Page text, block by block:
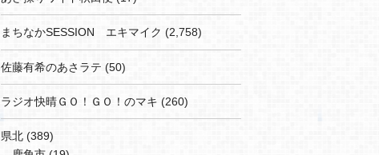
まちなかSESSION エキマイク (2,758)
佐藤有希のあさラテ (50)
ラジオ快晴ＧＯ！ＧＯ！のマキ (260)
県北 (389)